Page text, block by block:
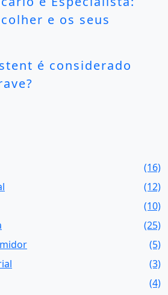
e os seus
é considerado
(16)
(12)
(10)
(25)
(5)
(3)
(4)